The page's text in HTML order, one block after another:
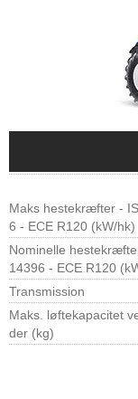
Maks hestekræfter -
6 - ECE R120 (kW/hk)
Nominelle
14396 - ECE R120
Transmission
Maks. løftekapacitet
der (kg)